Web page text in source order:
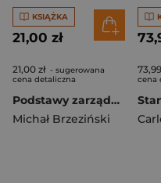
KSIĄŻKA
21,00 zł
21,00 zł - sugerowana
cena detaliczna
Podstawy zarządzania kryzysowego...
Michał Brzeziński
cena